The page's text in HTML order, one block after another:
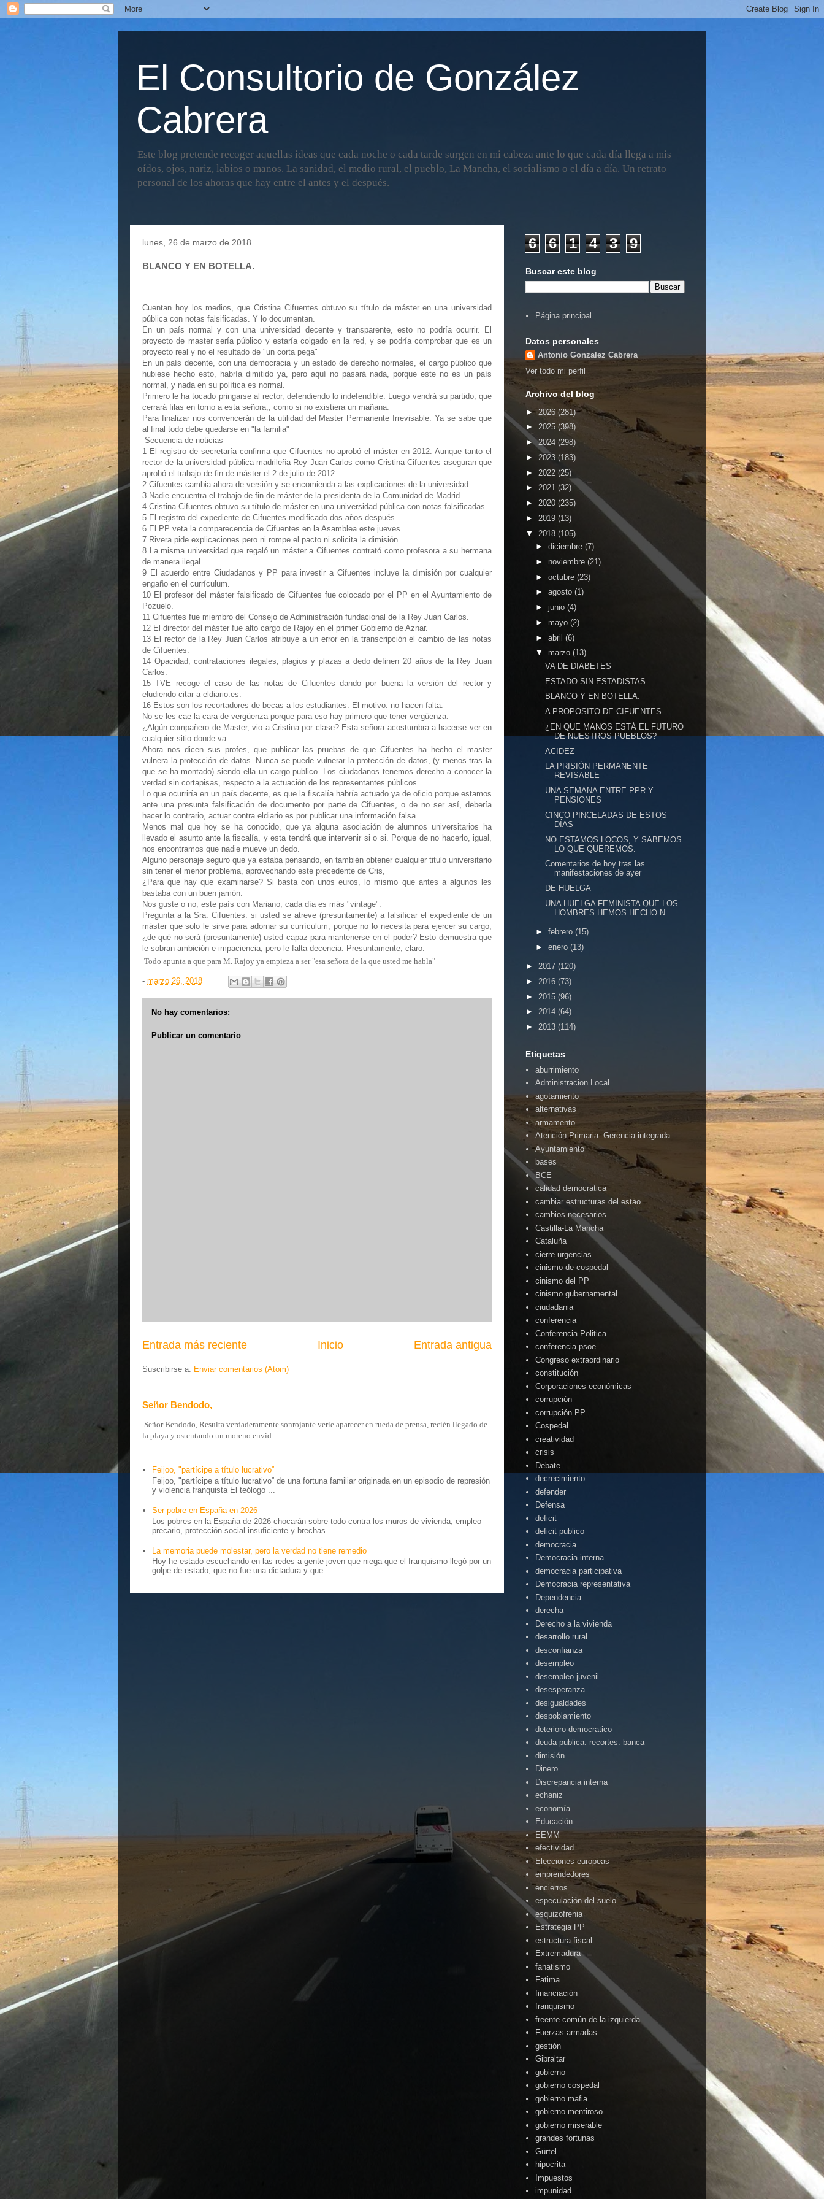
El Consultorio de González
Cabrera
Este blog pretende recoger aquellas ideas que cada noche o cada tarde surgen en mi cabeza ante lo que cada día llega a mis
oídos, ojos, nariz, labios o manos. La sanidad, el medio rural, el pueblo, La Mancha, el socialismo o el día a día. Un retrato
personal de los ahoras que hay entre el antes y el después.
lunes, 26 de marzo de 2018
BLANCO Y EN BOTELLA.
Cuentan hoy los medios, que Cristina Cifuentes obtuvo su título de máster en una universidad
pública con notas falsificadas. Y lo documentan.
En un país normal y con una universidad decente y transparente, esto no podría ocurrir. El
proyecto de master sería público y estaría colgado en la red, y se podría comprobar que es un
proyecto real y no el resultado de "un corta pega"
En un país decente, con una democracia y un estado de derecho normales, el cargo público que
hubiese hecho esto, habría dimitido ya, pero aquí no pasará nada, porque este no es un país
normal, y nada en su política es normal.
Primero le ha tocado pringarse al rector, defendiendo lo indefendible. Luego vendrá su partido, que
cerrará filas en torno a esta señora,, como si no existiera un mañana.
Para finalizar nos convencerán de la utilidad del Master Permanente Irrevisable. Ya se sabe que
al final todo debe quedarse en "la familia"
Secuencia de noticias
1 El registro de secretaría confirma que Cifuentes no aprobó el máster en 2012. Aunque tanto el
rector de la universidad pública madrileña Rey Juan Carlos como Cristina Cifuentes aseguran que
aprobó el trabajo de fin de máster el 2 de julio de 2012.
2 Cifuentes cambia ahora de versión y se encomienda a las explicaciones de la universidad.
3 Nadie encuentra el trabajo de fin de máster de la presidenta de la Comunidad de Madrid.
4 Cristina Cifuentes obtuvo su título de máster en una universidad pública con notas falsificadas.
5 El registro del expediente de Cifuentes modificado dos años después.
6 El PP veta la comparecencia de Cifuentes en la Asamblea este jueves.
7 Rivera pide explicaciones pero ni rompe el pacto ni solicita la dimisión.
8 La misma universidad que regaló un máster a Cifuentes contrató como profesora a su hermana
de manera ilegal.
9 El acuerdo entre Ciudadanos y PP para investir a Cifuentes incluye la dimisión por cualquier
engaño en el currículum.
10 El profesor del máster falsificado de Cifuentes fue colocado por el PP en el Ayuntamiento de
Pozuelo.
11 Cifuentes fue miembro del Consejo de Administración fundacional de la Rey Juan Carlos.
12 El director del máster fue alto cargo de Rajoy en el primer Gobierno de Aznar.
13 El rector de la Rey Juan Carlos atribuye a un error en la transcripción el cambio de las notas
de Cifuentes.
14 Opacidad, contrataciones ilegales, plagios y plazas a dedo definen 20 años de la Rey Juan
Carlos.
15 TVE recoge el caso de las notas de Cifuentes dando por buena la versión del rector y
eludiendo citar a eldiario.es.
16 Estos son los recortadores de becas a los estudiantes. El motivo: no hacen falta.
No se les cae la cara de vergüenza porque para eso hay primero que tener vergüenza.
¿Algún compañero de Master, vio a Cristina por clase? Esta señora acostumbra a hacerse ver en
cualquier sitio donde va.
Ahora nos dicen sus profes, que publicar las pruebas de que Cifuentes ha hecho el master
vulnera la protección de datos. Nunca se puede vulnerar la protección de datos, (y menos tras la
que se ha montado) siendo ella un cargo publico. Los ciudadanos tenemos derecho a conocer la
verdad sin cortapisas, respecto a la actuación de los representantes públicos.
Lo que ocurriría en un país decente, es que la fiscalía habría actuado ya de oficio porque estamos
ante una presunta falsificación de documento por parte de Cifuentes, o de no ser así, debería
hacer lo contrario, actuar contra eldiario.es por publicar una información falsa.
Menos mal que hoy se ha conocido, que ya alguna asociación de alumnos universitarios ha
llevado el asunto ante la fiscalía, y esta tendrá que intervenir si o si. Porque de no hacerlo, igual,
nos encontramos que nadie mueve un dedo.
Alguno personaje seguro que ya estaba pensando, en también obtener cualquier titulo universitario
sin tener el menor problema, aprovechando este precedente de Cris,
¿Para que hay que examinarse? Si basta con unos euros, lo mismo que antes a algunos les
bastaba con un buen jamón.
Nos guste o no, este país con Mariano, cada día es más "vintage".
Pregunta a la Sra. Cifuentes: si usted se atreve (presuntamente) a falsificar el expediente de un
máster que solo le sirve para adornar su currículum, porque no lo necesita para ejercer su cargo,
¿de qué no será (presuntamente) usted capaz para mantenerse en el poder? Esto demuestra que
le sobran ambición e impaciencia, pero le falta decencia. Presuntamente, claro.
Todo apunta a que para M. Rajoy ya empieza a ser "esa señora de la que usted me habla"
- marzo 26, 2018
No hay comentarios:
Publicar un comentario
Entrada más reciente Entrada antigua
Inicio
Suscribirse a: Enviar comentarios (Atom)
Señor Bendodo,
Señor Bendodo, Resulta verdaderamente sonrojante verle aparecer en rueda de prensa, recién llegado de
la playa y ostentando un moreno envid...
Feijoo, "partícipe a título lucrativo”
Feijoo, "partícipe a título lucrativo” de una fortuna familiar originada en un episodio de represión
y violencia franquista El teólogo ...
Ser pobre en España en 2026
Los pobres en la España de 2026 chocarán sobre todo contra los muros de vivienda, empleo
precario, protección social insuficiente y brechas ...
La memoria puede molestar, pero la verdad no tiene remedio
Hoy he estado escuchando en las redes a gente joven que niega que el franquismo llegó por un
golpe de estado, que no fue una dictadura y que...
6 6 1 4 3 9
Buscar este blog
Página principal
Datos personales
Antonio Gonzalez Cabrera
Ver todo mi perfil
Archivo del blog
► 2026 (281)
► 2025 (398)
►2024 (298)
► 2023 (183)
► 2022 (25)
► 2021 (32)
► 2020 (235)
► 2019 (13)
▼ 2018 (105)
► diciembre (7)
► noviembre (21)
► octubre (23)
► agosto (1)
► junio (4)
► mayo (2)
► abril (6)
▼ marzo (13)
VA DE DIABETES
ESTADO SIN ESTADISTAS
BLANCO Y EN BOTELLA.
A PROPOSITO DE CIFUENTES
¿EN QUE MANOS ESTÁ EL FUTURO
DE NUESTROS PUEBLOS?
ACIDEZ
LA PRISIÓN PERMANENTE
REVISABLE
UNA SEMANA ENTRE PPR Y
PENSIONES
CINCO PINCELADAS DE ESTOS
DÍAS
NO ESTAMOS LOCOS, Y SABEMOS
LO QUE QUEREMOS.
Comentarios de hoy tras las
manifestaciones de ayer
DE HUELGA
UNA HUELGA FEMINISTA QUE LOS
HOMBRES HEMOS HECHO N...
► febrero (15)
► enero (13)
► 2017 (120)
► 2016 (73)
► 2015 (96)
► 2014 (64)
► 2013 (114)
Etiquetas
aburrimiento
Administracion Local
agotamiento
alternativas
armamento
Atención Primaria. Gerencia integrada
Ayuntamiento
bases
BCE
calidad democratica
cambiar estructuras del estao
cambios necesarios
Castilla-La Mancha
Cataluña
cierre urgencias
cinismo de cospedal
cinismo del PP
cinismo gubernamental
ciudadania
conferencia
Conferencia Politica
conferencia psoe
Congreso extraordinario
constitución
Corporaciones económicas
corrupción
corrupción PP
Cospedal
creatividad
crisis
Debate
decrecimiento
defender
Defensa
deficit
deficit publico
democracia
Democracia interna
democracia participativa
Democracia representativa
Dependencia
derecha
Derecho a la vivienda
desarrollo rural
desconfianza
desempleo
desempleo juvenil
desesperanza
desigualdades
despoblamiento
deterioro democratico
deuda publica. recortes. banca
dimisión
Dinero
Discrepancia interna
echaniz
economía
Educación
EEMM
efectividad
Elecciones europeas
emprendedores
encierros
especulación del suelo
esquizofrenia
Estrategia PP
estructura fiscal
Extremadura
fanatismo
Fatima
financiación
franquismo
freente común de la izquierda
Fuerzas armadas
gestión
Gibraltar
gobierno
gobierno cospedal
gobierno mafia
gobierno mentiroso
gobierno miserable
grandes fortunas
Gürtel
hipocrita
Impuestos
impunidad